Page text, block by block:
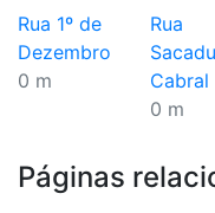
Rua 1º de
Dezembro
0 m
Rua
Cabral
0 m
Páginas